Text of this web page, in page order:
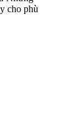
cho phù